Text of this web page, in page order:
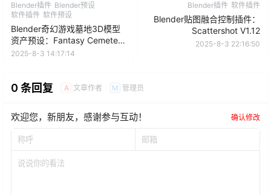
Blender插件 Blender预设
软件插件 软件预设
Blender奇幻游戏墓地3D模型
资产预设：Fantasy Cemetery
2
2025-8-3 14:17:14
Blender插件 软件插件
Blender贴图融合控制插件：
Scattershot V1.12
2025-8-3 22:16:50
0 条回复 A 文章作者 M 管理员
欢迎您，新朋友，感谢参与互动！ 确认修改